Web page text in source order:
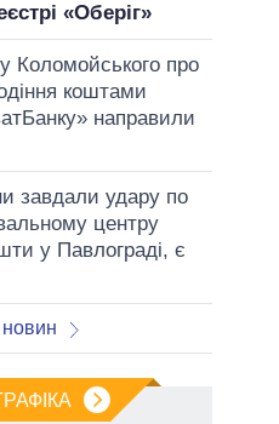
«Оберіг»
Коломойського про
коштами
направили
завдали удару по
центру
у Павлограді, є